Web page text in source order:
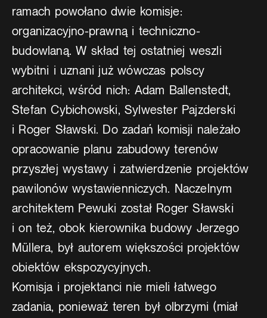
ramach powołano dwie komisje:
organizacyjno-prawną i techniczno-
budowlaną. W skład tej ostatniej weszli
wybitni i uznani już wówczas polscy
architekci, wśród nich: Adam Ballenstedt,
Stefan Cybichowski, Sylwester Pajzderski
i Roger Sławski. Do zadań komisji należało
opracowanie planu zabudowy terenów
przyszłej wystawy i zatwierdzenie projektów
pawilonów wystawienniczych. Naczelnym
architektem Pewuki został Roger Sławski
i on też, obok kierownika budowy Jerzego
Müllera, był autorem większości projektów
obiektów ekspozycyjnych.
Komisja i projektanci nie mieli łatwego
zadania, ponieważ teren był olbrzymi (miał